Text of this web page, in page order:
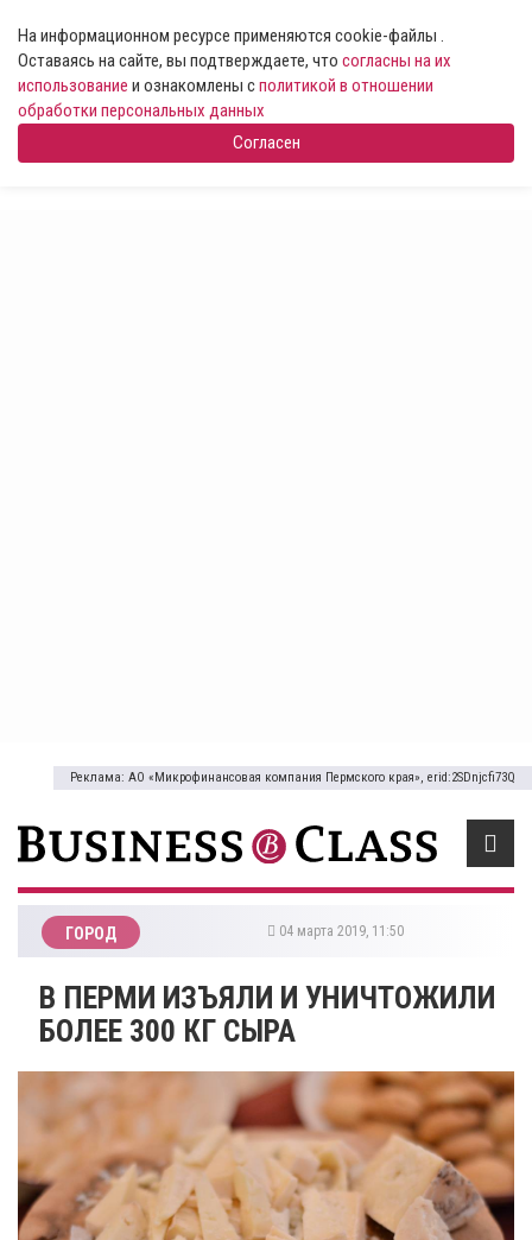
На информационном ресурсе применяются cookie-файлы .
Оставаясь на сайте, вы подтверждаете, что согласны на их
использование и ознакомлены сполитикой в отношении
обработки персональных данных
Согласен
Реклама: АО «Микрофинансовая компания Пермского края», erid:2SDnjcfi73Q
ГОРОД 04 марта 2019, 11:50
В ПЕРМИ ИЗЪЯЛИ И УНИЧТОЖИЛИ
БОЛЕЕ 300 КГ СЫРА